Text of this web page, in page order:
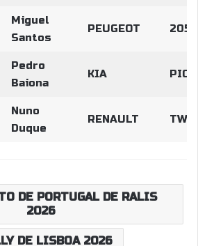
Miguel
Santos
PEUGEOT 205
Pedro
Baiona
KIA
Nuno
Duque
RENAULT
DE PORTUGAL DE RALIS
2026
DE LISBOA 2026